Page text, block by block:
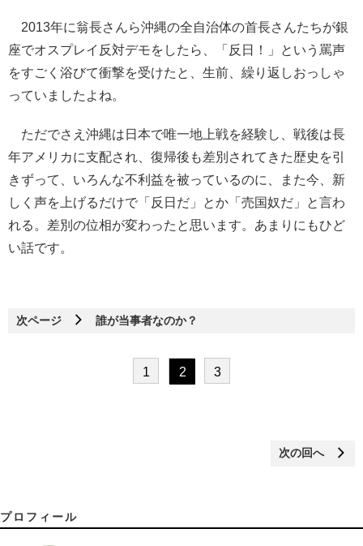
2013年に翁長さんら沖縄の全自治体の首長さんたちが銀
座でオスプレイ反対デモをしたら、「反日！」という罵声
をすごく浴びて衝撃を受けたと、生前、繰り返しおっしゃ
っていましたよね。
ただでさえ沖縄は日本で唯一地上戦を経験し、戦後は長
年アメリカに支配され、復帰後も差別されてきた歴史を引
きずって、いろんな不利益を被っているのに、また今、新
しく声を上げるだけで「反日だ」とか「売国奴だ」と言わ
れる。差別の位相が変わったと思います。あまりにもひど
い話です。
次ページ 誰が当事者なのか？
1 2 3
次の回へ
プロフィール